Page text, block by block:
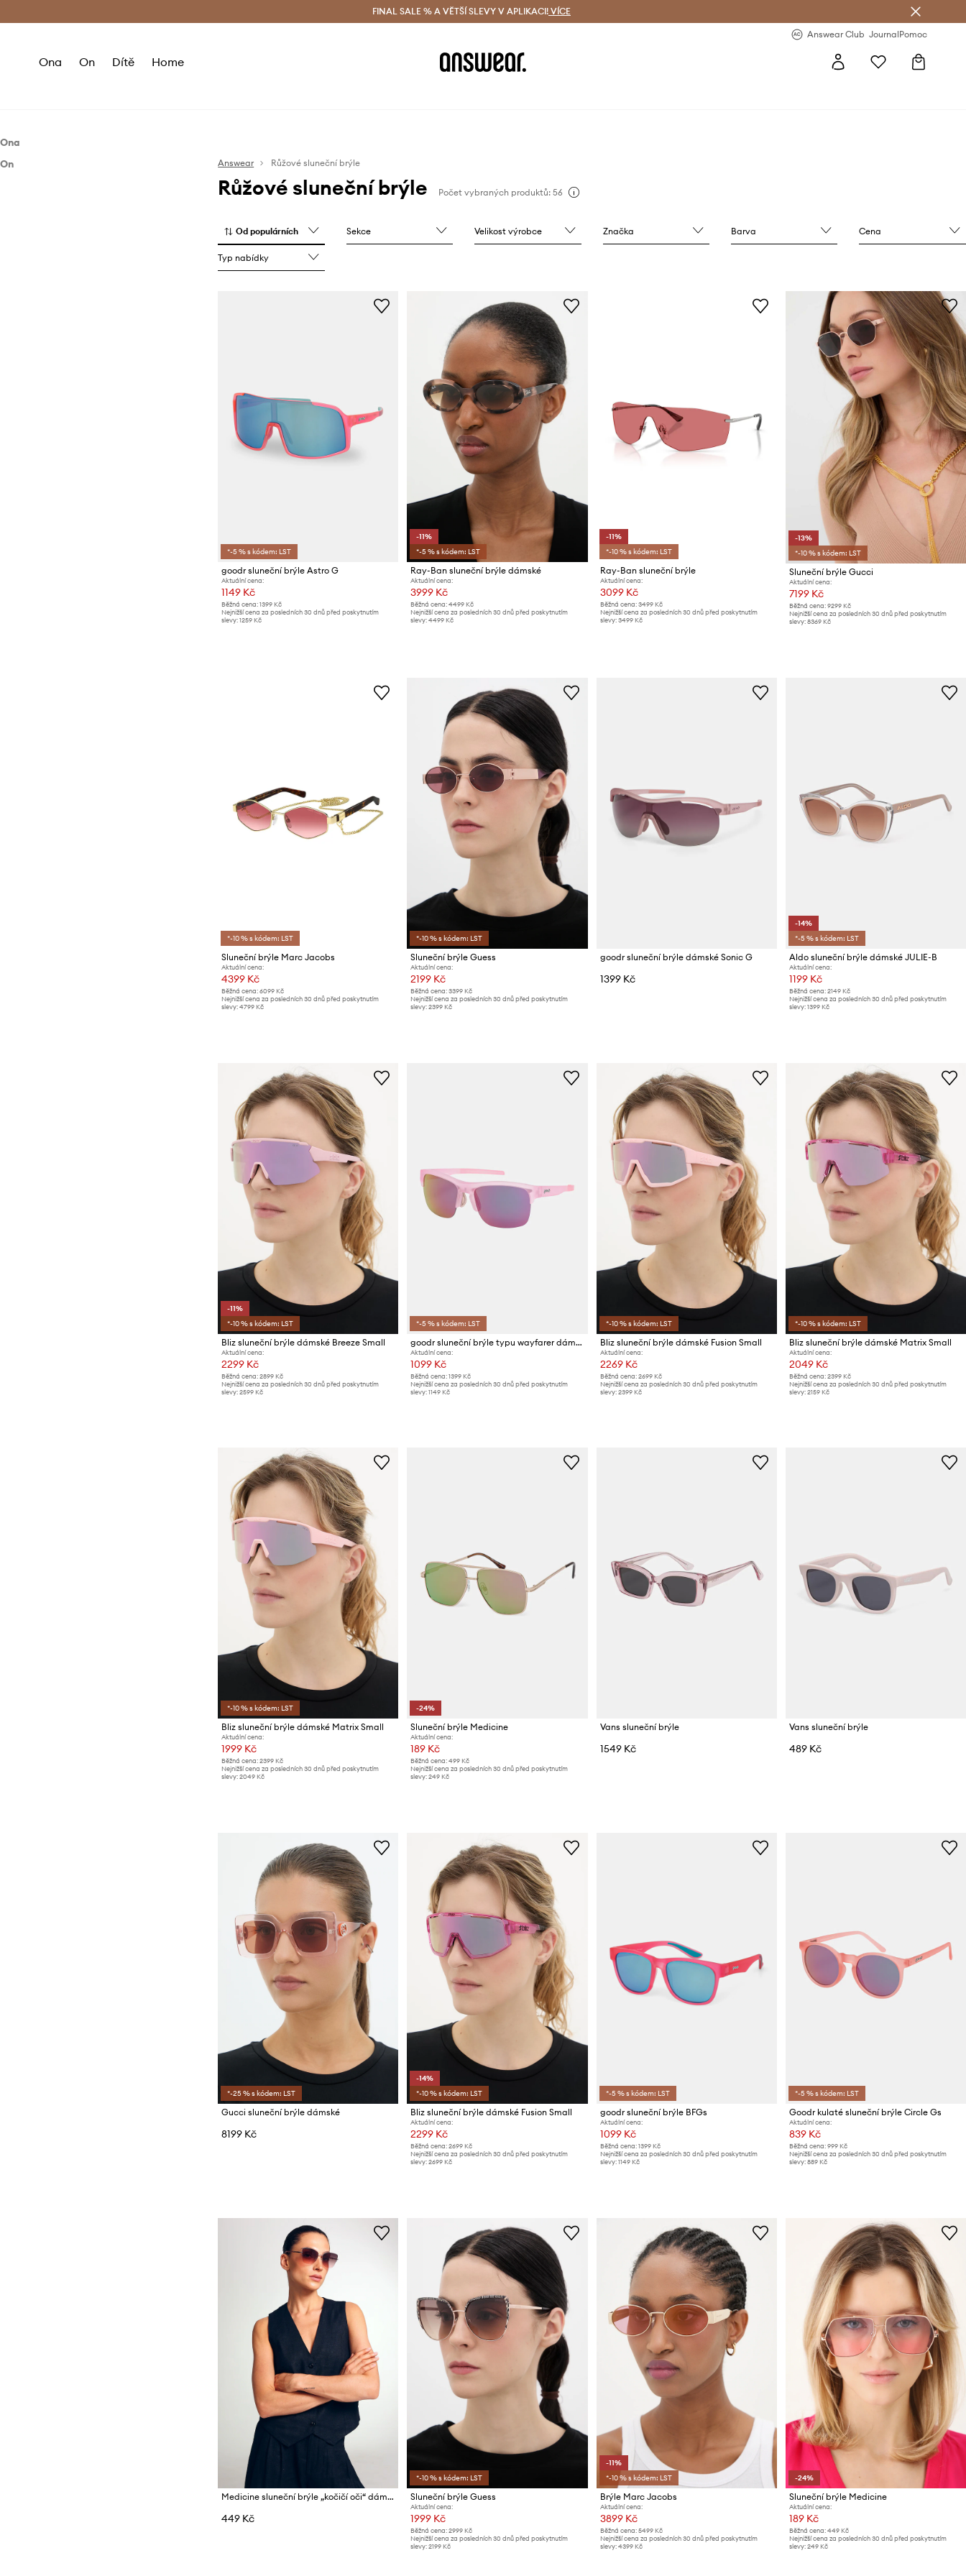
Doručení a vrácení zdarma (od 1800 Kč) Doručení i do 24 h
FINAL SALE % A VĚTŠÍ SLEVY V APLIKACI! VÍCE
Answear Club JournalPomoc
Ona On Dítě Home
Ona
On
Answear Růžové sluneční brýle
Růžové sluneční brýle Počet vybraných produktů: 56
Od populárních Sekce Velikost výrobce Značka Barva Cena
Typ nabídky
*-5 % s kódem: LST
goodr sluneční brýle Astro G
Aktuální cena:
1149 Kč
Běžná cena: 1399 Kč
Nejnižší cena za posledních 30 dnů před poskytnutím
slevy: 1259 Kč
-11%
*-5 % s kódem: LST
Ray-Ban sluneční brýle dámské
Aktuální cena:
3999 Kč
Běžná cena: 4499 Kč
Nejnižší cena za posledních 30 dnů před poskytnutím
slevy: 4499 Kč
-11%
*-10 % s kódem: LST
Ray-Ban sluneční brýle
Aktuální cena:
3099 Kč
Běžná cena: 3499 Kč
Nejnižší cena za posledních 30 dnů před poskytnutím
slevy: 3499 Kč
-13%
*-10 % s kódem: LST
Sluneční brýle Gucci
Aktuální cena:
7199 Kč
Běžná cena: 9299 Kč
Nejnižší cena za posledních 30 dnů před poskytnutím
slevy: 8369 Kč
*-10 % s kódem: LST
Sluneční brýle Marc Jacobs
Aktuální cena:
4399 Kč
Běžná cena: 6099 Kč
Nejnižší cena za posledních 30 dnů před poskytnutím
slevy: 4799 Kč
*-10 % s kódem: LST
Sluneční brýle Guess
Aktuální cena:
2199 Kč
Běžná cena: 3399 Kč
Nejnižší cena za posledních 30 dnů před poskytnutím
slevy: 2399 Kč
goodr sluneční brýle dámské Sonic G
1399 Kč
-14%
*-5 % s kódem: LST
Aldo sluneční brýle dámské JULIE-B
Aktuální cena:
1199 Kč
Běžná cena: 2149 Kč
Nejnižší cena za posledních 30 dnů před poskytnutím
slevy: 1399 Kč
-11%
*-10 % s kódem: LST
Bliz sluneční brýle dámské Breeze Small
Aktuální cena:
2299 Kč
Běžná cena: 2899 Kč
Nejnižší cena za posledních 30 dnů před poskytnutím
slevy: 2599 Kč
*-5 % s kódem: LST
goodr sluneční brýle typu wayfarer dámské Flex G
Aktuální cena:
1099 Kč
Běžná cena: 1399 Kč
Nejnižší cena za posledních 30 dnů před poskytnutím
slevy: 1149 Kč
*-10 % s kódem: LST
Bliz sluneční brýle dámské Fusion Small
Aktuální cena:
2269 Kč
Běžná cena: 2699 Kč
Nejnižší cena za posledních 30 dnů před poskytnutím
slevy: 2399 Kč
*-10 % s kódem: LST
Bliz sluneční brýle dámské Matrix Small
Aktuální cena:
2049 Kč
Běžná cena: 2399 Kč
Nejnižší cena za posledních 30 dnů před poskytnutím
slevy: 2159 Kč
*-10 % s kódem: LST
Bliz sluneční brýle dámské Matrix Small
Aktuální cena:
1999 Kč
Běžná cena: 2399 Kč
Nejnižší cena za posledních 30 dnů před poskytnutím
slevy: 2049 Kč
-24%
Sluneční brýle Medicine
Aktuální cena:
189 Kč
Běžná cena: 499 Kč
Nejnižší cena za posledních 30 dnů před poskytnutím
slevy: 249 Kč
Vans sluneční brýle
1549 Kč
Vans sluneční brýle
489 Kč
*-25 % s kódem: LST
Gucci sluneční brýle dámské
8199 Kč
-14%
*-10 % s kódem: LST
Bliz sluneční brýle dámské Fusion Small
Aktuální cena:
2299 Kč
Běžná cena: 2699 Kč
Nejnižší cena za posledních 30 dnů před poskytnutím
slevy: 2699 Kč
*-5 % s kódem: LST
goodr sluneční brýle BFGs
Aktuální cena:
1099 Kč
Běžná cena: 1399 Kč
Nejnižší cena za posledních 30 dnů před poskytnutím
slevy: 1149 Kč
*-5 % s kódem: LST
Goodr kulaté sluneční brýle Circle Gs
Aktuální cena:
839 Kč
Běžná cena: 999 Kč
Nejnižší cena za posledních 30 dnů před poskytnutím
slevy: 889 Kč
Medicine sluneční brýle „kočičí oči“ dámské
449 Kč
*-10 % s kódem: LST
Sluneční brýle Guess
Aktuální cena:
1999 Kč
Běžná cena: 2999 Kč
Nejnižší cena za posledních 30 dnů před poskytnutím
slevy: 2199 Kč
-11%
*-10 % s kódem: LST
Brýle Marc Jacobs
Aktuální cena:
3899 Kč
Běžná cena: 5499 Kč
Nejnižší cena za posledních 30 dnů před poskytnutím
slevy: 4399 Kč
-24%
Sluneční brýle Medicine
Aktuální cena:
189 Kč
Běžná cena: 449 Kč
Nejnižší cena za posledních 30 dnů před poskytnutím
slevy: 249 Kč